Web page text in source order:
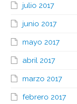
julio 2017
junio 2017
mayo 2017
abril 2017
marzo 2017
febrero 2017